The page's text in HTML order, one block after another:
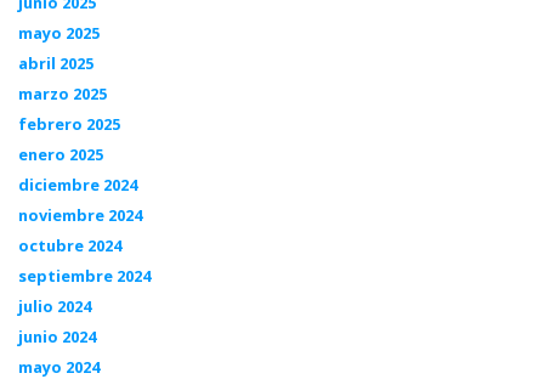
mayo 2025
abril 2025
marzo 2025
febrero 2025
enero 2025
diciembre 2024
noviembre 2024
octubre 2024
septiembre 2024
julio 2024
junio 2024
mayo 2024